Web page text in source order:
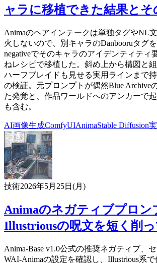
ャラに移植できた結果とそ
Animaのヘアインテークは単独タグやNL
火しないので、別キャラのDanbooruタグ
negativeでそのキャラのアイデンティティ
ねレシピで移植した。斜め上から構図と
ハーフブレイドも見せる実用ラインまで
の検証。元プロンプトが偶然Blue Archive
た発覚と、作品ワールドへのアンカーで
も含む。
AI画像生成ComfyUIAnimaStable Diffusion
技術2026年5月25日(月)
Animaのネガティブプロン
Illustriousの呪文を短く削
Anima-Base v1.0公式の推奨ネガティブ、
WAI-Animaの設定を確認し、Illustrious系